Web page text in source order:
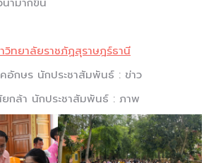
ทยาลัยราชภัฏสุราษฎร์ธานี
อักษร นักประชาสัมพันธ์ : ข่าว
กล้า นักประชาสัมพันธ์ : ภาพ